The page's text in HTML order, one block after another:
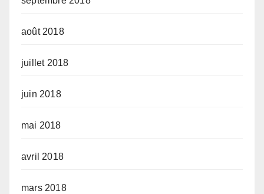
août 2018
juillet 2018
juin 2018
mai 2018
avril 2018
mars 2018